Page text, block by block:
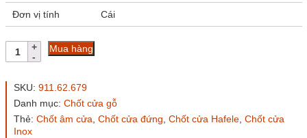
Đơn vị tính Cái
Chốt
âm
911.62.679
số
lượng
Mua hàng
SKU: 911.62.679
Danh mục: Chốt cửa gỗ
Thẻ: Chốt âm cửa Chốt cửa đứng Chốt cửa Hafele, Chốt cửa
Inox